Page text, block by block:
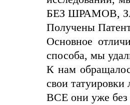
БЕЗ ШРАМОВ,
Получены
Основное
способа, мы
К нам
свои татуировки
ВСЕ они уже без